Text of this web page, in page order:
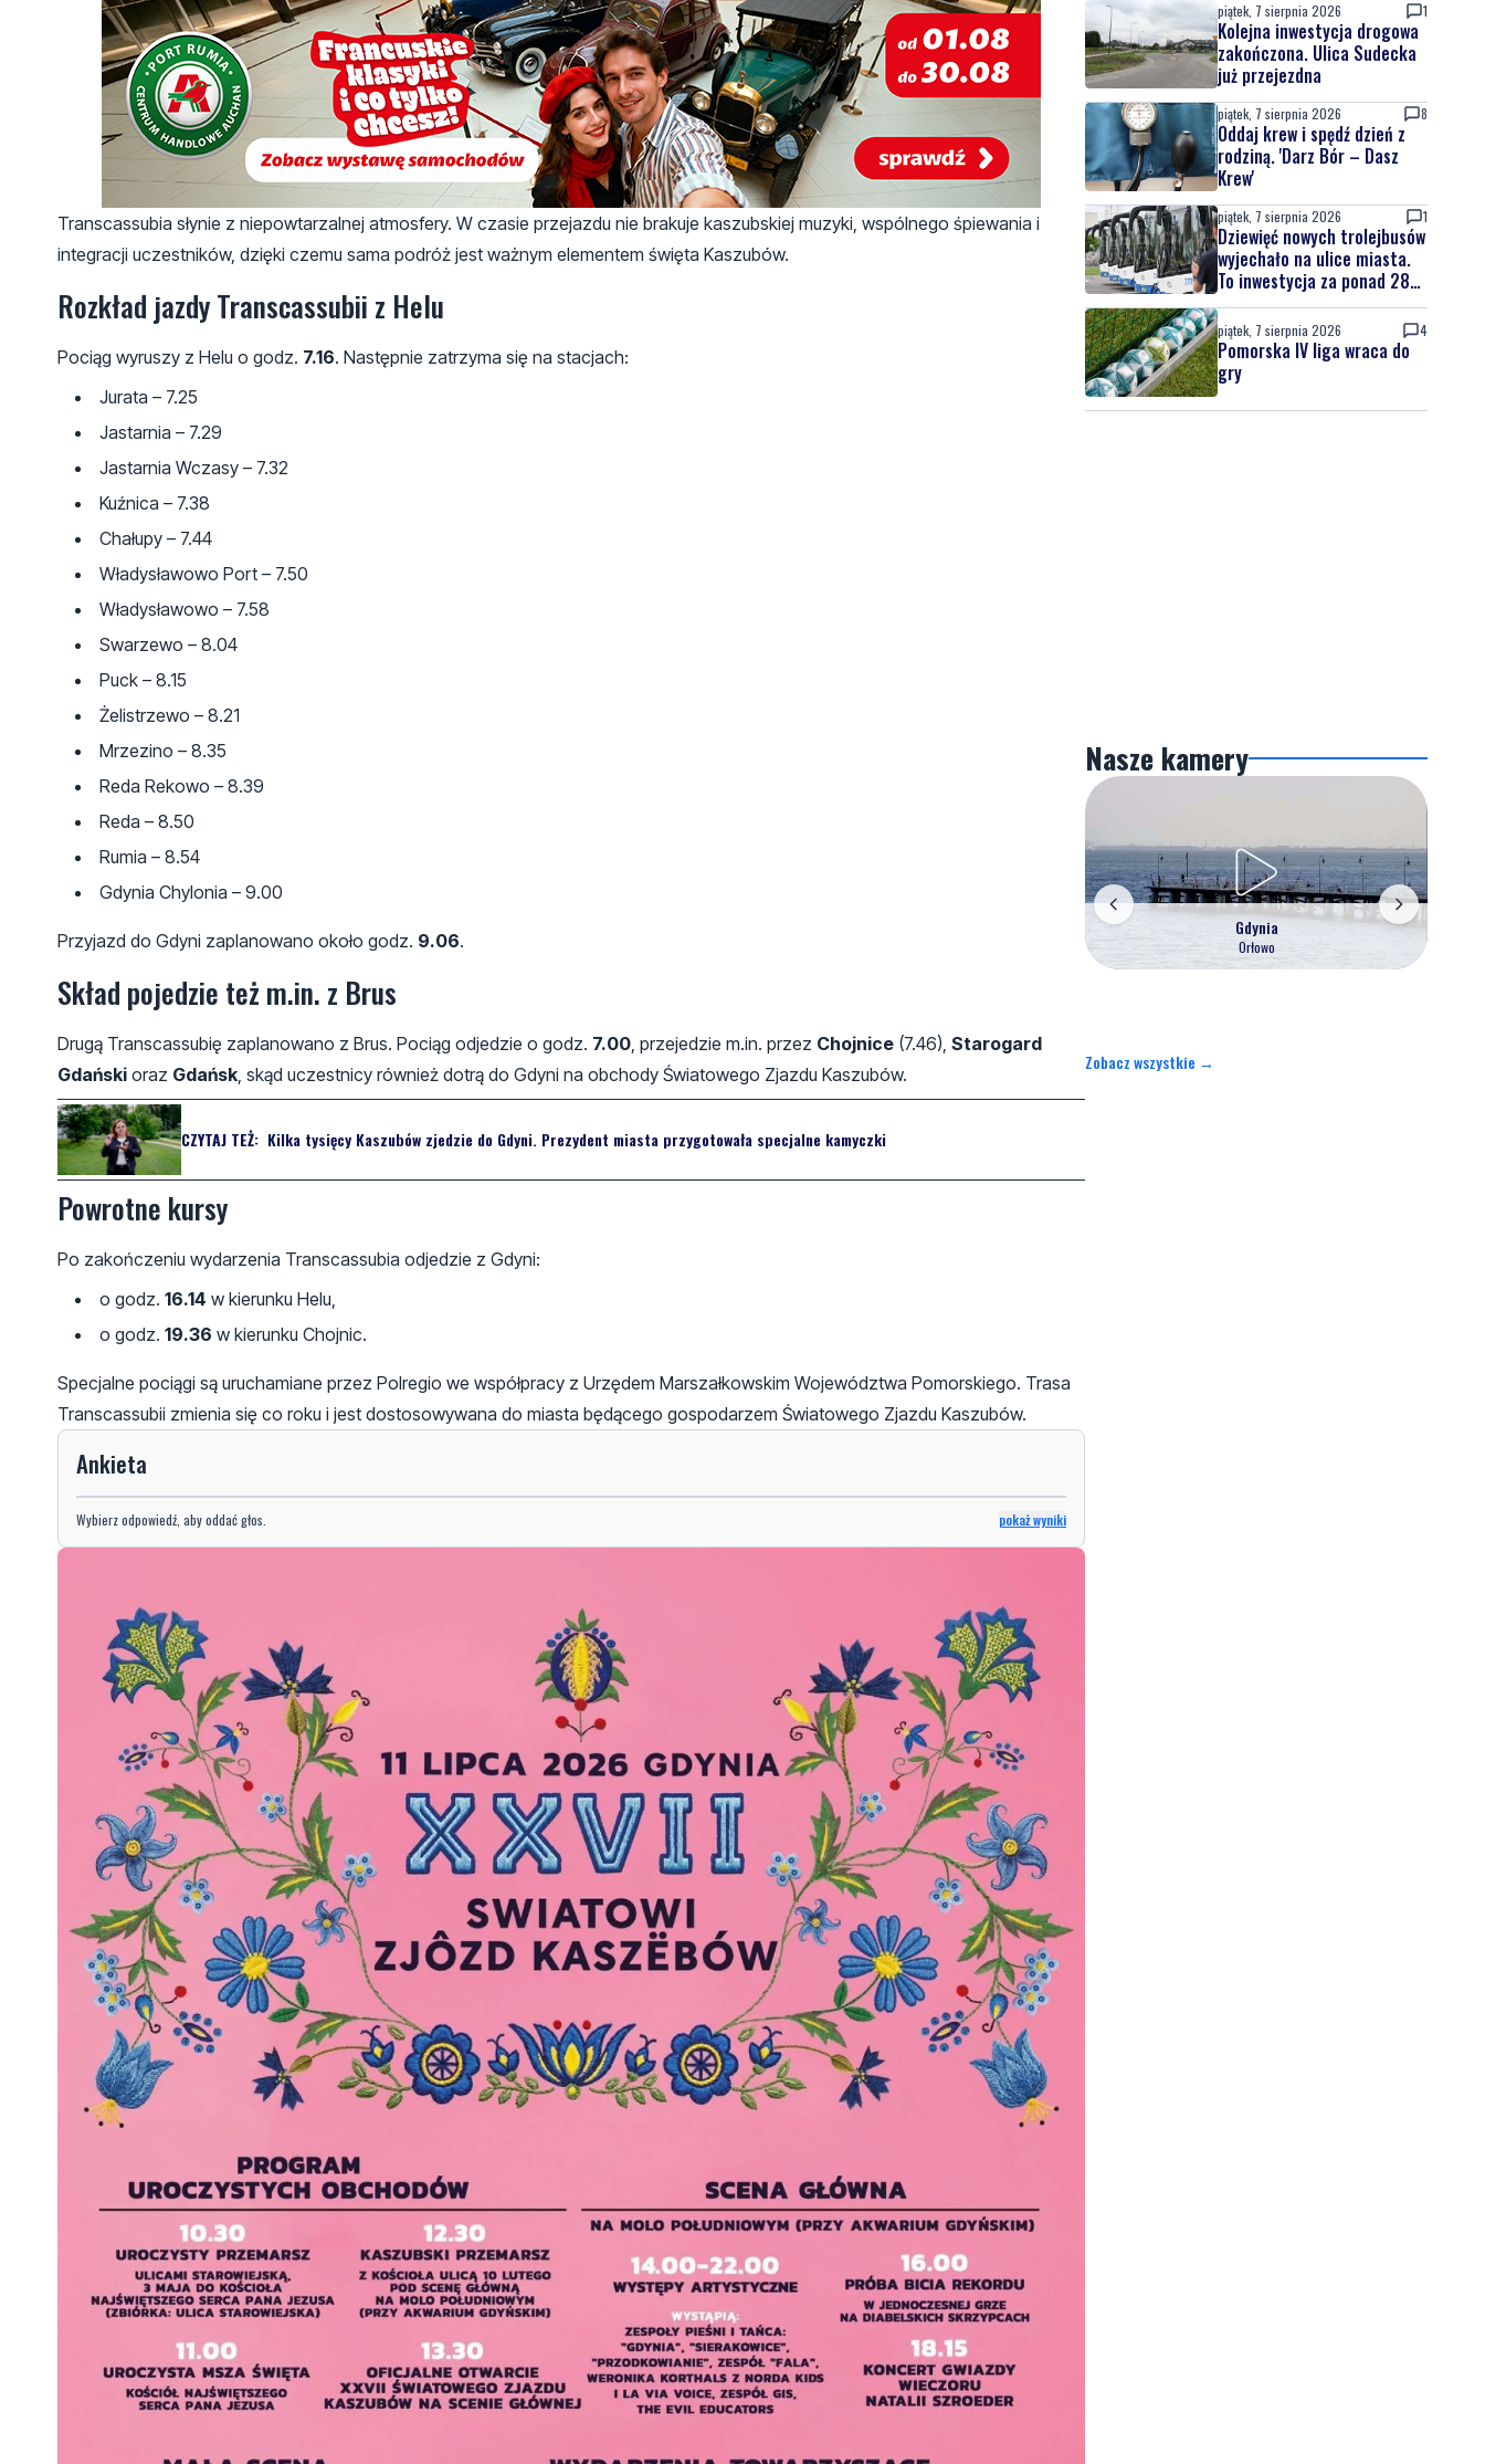
Transcassubia słynie z niepowtarzalnej atmosfery. W czasie przejazdu nie brakuje kaszubskiej muzyki, wspólnego śpiewania i
integracji uczestników, dzięki czemu sama podróż jest ważnym elementem święta Kaszubów.
Rozkład jazdy Transcassubii z Helu
Pociąg wyruszy z Helu o godz. 7.16. Następnie zatrzyma się na stacjach:
Jurata – 7.25
Jastarnia – 7.29
Jastarnia Wczasy – 7.32
Kuźnica – 7.38
Chałupy – 7.44
Władysławowo Port – 7.50
Władysławowo – 7.58
Swarzewo – 8.04
Puck – 8.15
Żelistrzewo – 8.21
Mrzezino – 8.35
Reda Rekowo – 8.39
Reda – 8.50
Rumia – 8.54
Gdynia Chylonia – 9.00
Przyjazd do Gdyni zaplanowano około godz. 9.06.
Skład pojedzie też m.in. z Brus
Drugą Transcassubię zaplanowano z Brus. Pociąg odjedzie o godz. 7.00 , przejedzie m.in. przez Chojnice (7.46), Starogard
Gdański oraz Gdańsk , skąd uczestnicy również dotrą do Gdyni na obchody Światowego Zjazdu Kaszubów.
CZYTAJ TEŻ: Kilka tysięcy Kaszubów zjedzie do Gdyni. Prezydent miasta przygotowała specjalne kamyczki
Powrotne kursy
Po zakończeniu wydarzenia Transcassubia odjedzie z Gdyni:
o godz. 16.14 w kierunku Helu,
o godz. 19.36 w kierunku Chojnic.
Specjalne pociągi są uruchamiane przez Polregio we współpracy z Urzędem Marszałkowskim Województwa Pomorskiego. Trasa
Transcassubii zmienia się co roku i jest dostosowywana do miasta będącego gospodarzem Światowego Zjazdu Kaszubów.
Ankieta
Wybierz odpowiedź, aby oddać głos. pokaż wyniki
piątek, 7 sierpnia 2026 1
Kolejna inwestycja drogowa
zakończona. Ulica Sudecka
już przejezdna
piątek, 7 sierpnia 2026 8
Oddaj krew i spędź dzień z
rodziną. 'Darz Bór – Dasz
Krew'
piątek, 7 sierpnia 2026 1
Dziewięć nowych trolejbusów
wyjechało na ulice miasta.
To inwestycja za ponad 28
mln zł
piątek, 7 sierpnia 2026 4
Pomorska IV liga wraca do
gry
Nasze kamery
Gdynia
Orłowo
Zobacz wszystkie →